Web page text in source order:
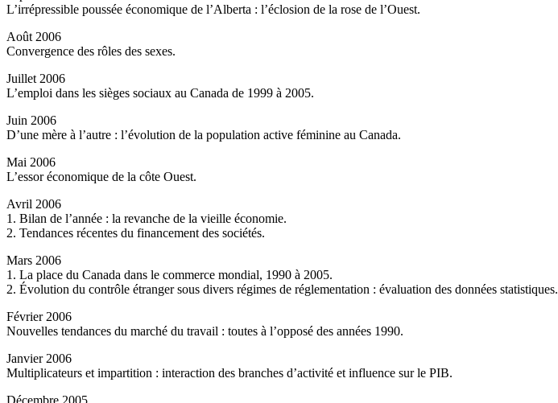
L’irrépressible poussée économique de l’Alberta : l’éclosion de la rose de l’Ouest.
Août 2006
Convergence des rôles des sexes.
Juillet 2006
L’emploi dans les sièges sociaux au Canada de 1999 à 2005.
Juin 2006
D’une mère à l’autre : l’évolution de la population active féminine au Canada.
Mai 2006
L’essor économique de la côte Ouest.
Avril 2006
1. Bilan de l’année : la revanche de la vieille économie.
2. Tendances récentes du financement des sociétés.
Mars 2006
1. La place du Canada dans le commerce mondial, 1990 à 2005.
2. Évolution du contrôle étranger sous divers régimes de réglementation : évaluation des données statistiques.
Février 2006
Nouvelles tendances du marché du travail : toutes à l’opposé des années 1990.
Janvier 2006
Multiplicateurs et impartition : interaction des branches d’activité et influence sur le PIB.